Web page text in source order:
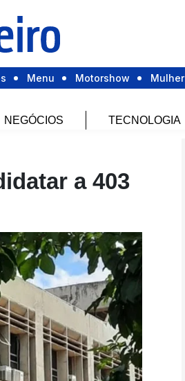
Menu Motorshow Mulher
NEGÓCIOS TECNOLOGIA
a 403